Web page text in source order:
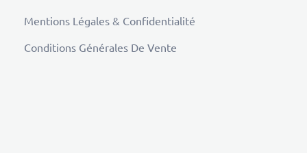
Mentions Légales & Confidentialité
Conditions Générales De Vente